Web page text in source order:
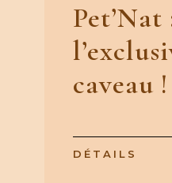
Pet’Nat
caveau !
DÉTAILS